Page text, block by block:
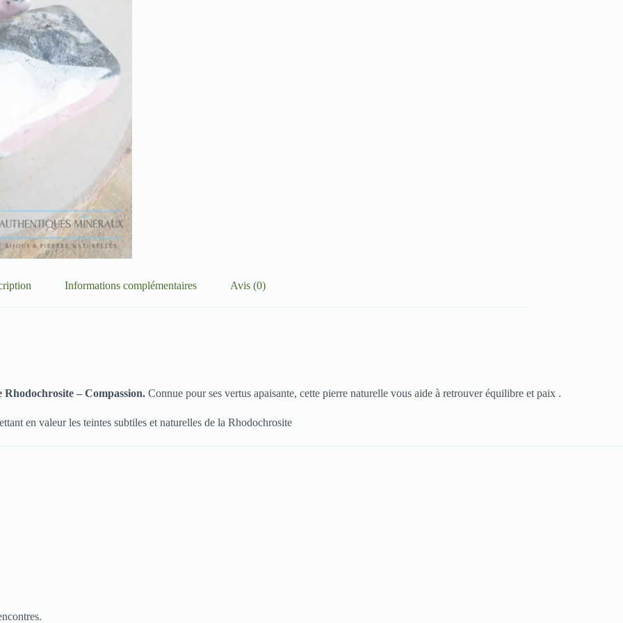
Informations complémentaires Avis (0)
Rhodochrosite – Compassion. Connue pour ses vertus apaisante, cette pierre naturelle vous aide à retrouver équilibre et paix .
en valeur les teintes subtiles et naturelles de la Rhodochrosite